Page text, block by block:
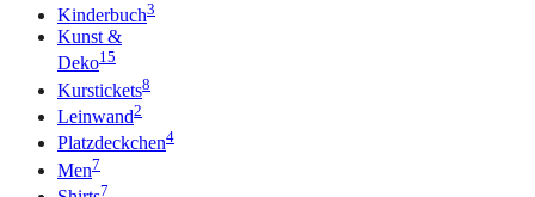
Kinderbuch3
Kunst &
Deko15
Kurstickets8
Leinwand2
Platzdeckchen4
Men7
7